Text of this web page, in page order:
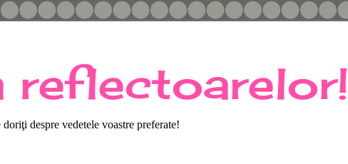
reflectoarelor!
despre vedetele voastre preferate!